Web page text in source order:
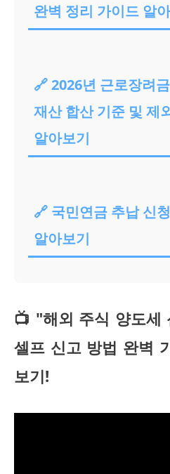
완벽 정리 가이드 알
🔗 2026년 근로장려
재산 합산 기준 및 제
알아보기
🔗 국민연금 추납 신
알아보기
📺 "해외 주식 양도세
셀프 신고 방법 완벽
보기!